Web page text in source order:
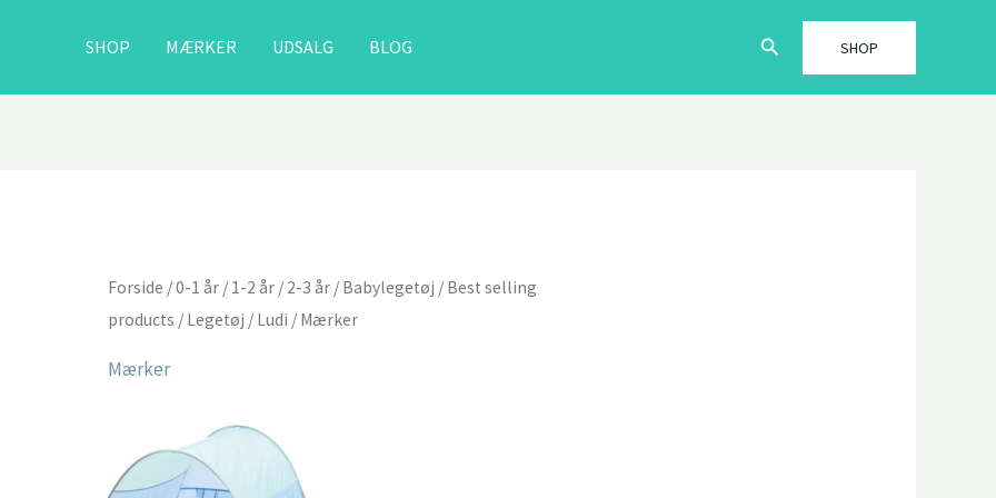
SHOP MÆRKER UDSALG BLOG Søg SHOP
Forside /0-1 år / 1-2 år / 2-3 år / Babylegetøj / Best selling
products / Legetøj / Ludi / Mærker
Mærker